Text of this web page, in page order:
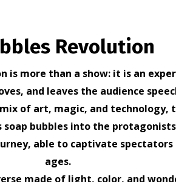
Revolution
is more than a show: it is an
and leaves the audience
of art, magic, and technology,
soap bubbles into the
able to captivate
ages.
made of light, color, and
Spettacolo teatrale per
15 giugno 2026
Tendenze
Le tendenze
13 giugno 2026